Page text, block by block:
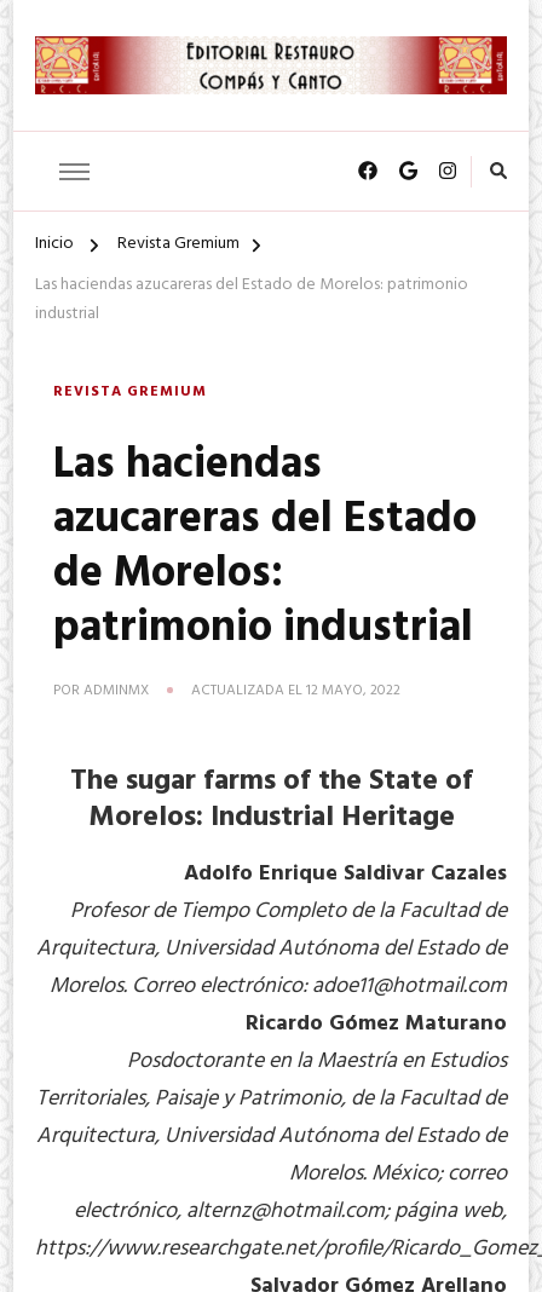
Inicio
Revista Gremium
Las haciendas azucareras del Estado de Morelos: patrimonio
industrial
REVISTA GREMIUM
Las haciendas
azucareras del Estado
de Morelos:
patrimonio industrial
POR ADMINMX ACTUALIZADA EL12 MAYO, 2022
The sugar farms of the State of
Morelos: Industrial Heritage
Adolfo Enrique Saldivar Cazales
Profesor de Tiempo Completo de la Facultad de
Arquitectura, Universidad Autónoma del Estado de
Morelos. Correo electrónico:adoe11@hotmail.com
Ricardo Gómez Maturano
Posdoctorante en la Maestría en Estudios
Territoriales, Paisaje y Patrimonio, de la Facultad de
Arquitectura, Universidad Autónoma del Estado de
Morelos. México; correo
electrónico,alternz@hotmail.com; página web,
https://www.researchgate.net/profile/